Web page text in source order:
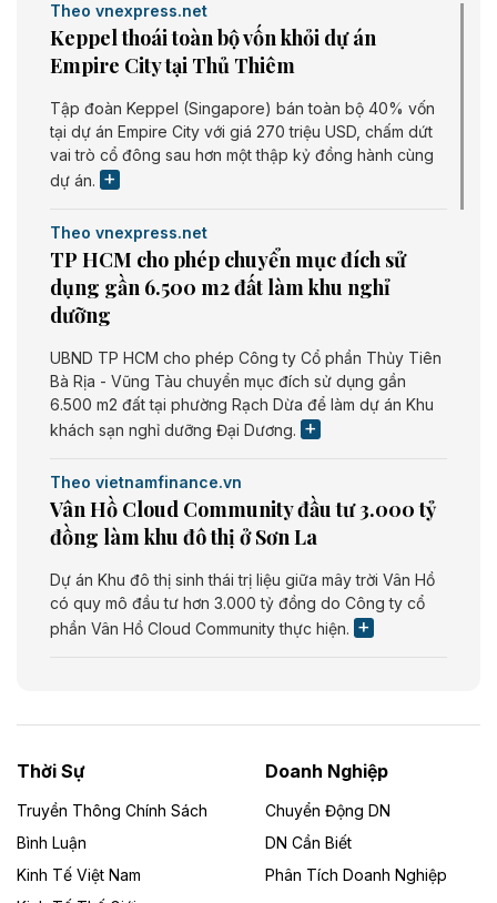
Theo vnexpress.net
Keppel thoái toàn bộ vốn khỏi dự án
Empire City tại Thủ Thiêm
Tập đoàn Keppel (Singapore) bán toàn bộ 40% vốn
tại dự án Empire City với giá 270 triệu USD, chấm dứt
vai trò cổ đông sau hơn một thập kỷ đồng hành cùng
dự án.
Theo vnexpress.net
TP HCM cho phép chuyển mục đích sử
dụng gần 6.500 m2 đất làm khu nghỉ
dưỡng
UBND TP HCM cho phép Công ty Cổ phần Thủy Tiên
Bà Rịa - Vũng Tàu chuyển mục đích sử dụng gần
6.500 m2 đất tại phường Rạch Dừa để làm dự án Khu
khách sạn nghỉ dưỡng Đại Dương.
Theo vietnamfinance.vn
Vân Hồ Cloud Community đầu tư 3.000 tỷ
đồng làm khu đô thị ở Sơn La
Dự án Khu đô thị sinh thái trị liệu giữa mây trời Vân Hồ
có quy mô đầu tư hơn 3.000 tỷ đồng do Công ty cổ
phần Vân Hồ Cloud Community thực hiện.
Dự án Nhà máy xử lý rác và phát điện Bắc Giang do
Công ty TNHH Năng lượng môi trường Bắc Giang làm
Theo vietnamfinance.vn
Thời Sự
Truyền Thông Chính Sách
Bình Luận
Kinh Tế Việt Nam
Doanh Nghiệp
Chuyển Động DN
DN Cần Biết
Phân Tích Doanh Nghiệp